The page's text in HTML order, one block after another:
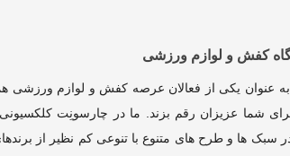
کفش و لوازم ورزشی
به عنوان یکی از فعالان عرصه کفش و لوازم ورزشی
شما عزیزان رقم بزند. ما در چارسونِت
ها و طرح های متنوع با تنوعی کم نظیر از